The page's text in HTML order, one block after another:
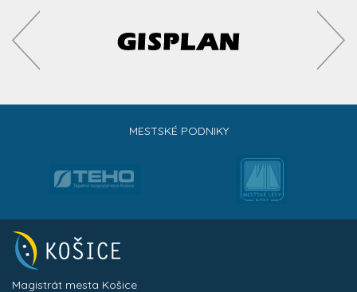
MESTSKÉ PODNIKY
Magistrát mesta Košice